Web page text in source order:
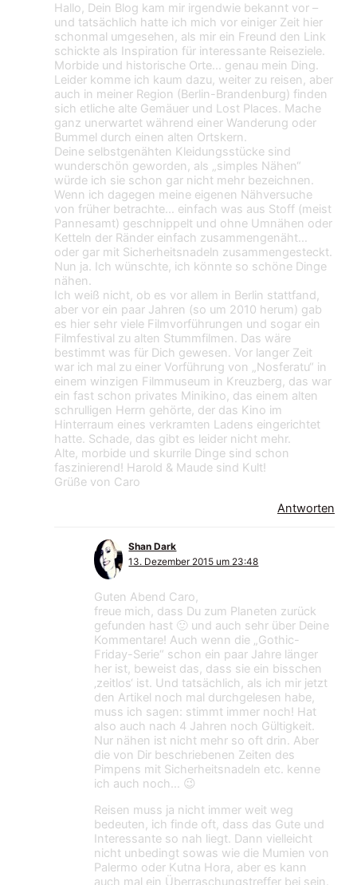
Hallo, Dein Blog kam mir irgendwie bekannt vor –
und tatsächlich hatte ich mich vor einiger Zeit hier
schonmal umgesehen, als mir ein Freund den Link
schickte als Inspiration für interessante Reiseziele.
Morbide und historische Orte… genau mein Ding.
Leider komme ich kaum dazu, weiter zu reisen, aber
auch in meiner Region (Berlin-Brandenburg) finden
sich etliche alte Gemäuer und Lost Places. Mache
ganz unerwartet während einer Wanderung oder
Bummel durch einen alten Ortskern.
Deine selbstgenähten Kleidungsstücke sind
wunderschön geworden, als „simples Nähen“
würde ich sie schon gar nicht mehr bezeichnen.
Wenn ich dagegen meine eigenen Nähversuche
von früher betrachte… einfach was aus Stoff (meist
Pannesamt) geschnippelt und ohne Umnähen oder
Ketteln der Ränder einfach zusammengenäht…
oder gar mit Sicherheitsnadeln zusammengesteckt.
Nun ja. Ich wünschte, ich könnte so schöne Dinge
nähen.
Ich weiß nicht, ob es vor allem in Berlin stattfand,
aber vor ein paar Jahren (so um 2010 herum) gab
es hier sehr viele Filmvorführungen und sogar ein
Filmfestival zu alten Stummfilmen. Das wäre
bestimmt was für Dich gewesen. Vor langer Zeit
war ich mal zu einer Vorführung von „Nosferatu“ in
einem winzigen Filmmuseum in Kreuzberg, das war
ein fast schon privates Minikino, das einem alten
schrulligen Herrn gehörte, der das Kino im
Hinterraum eines verkramten Ladens eingerichtet
hatte. Schade, das gibt es leider nicht mehr.
Alte, morbide und skurrile Dinge sind schon
faszinierend! Harold & Maude sind Kult!
Grüße von Caro
Antworten
Shan Dark
13. Dezember 2015 um 23:48
Guten Abend Caro,
freue mich, dass Du zum Planeten zurück
gefunden hast 🙂 und auch sehr über Deine
Kommentare! Auch wenn die „Gothic-
Friday-Serie“ schon ein paar Jahre länger
her ist, beweist das, dass sie ein bisschen
‚zeitlos‘ ist. Und tatsächlich, als ich mir jetzt
den Artikel noch mal durchgelesen habe,
muss ich sagen: stimmt immer noch! Hat
also auch nach 4 Jahren noch Gültigkeit.
Nur nähen ist nicht mehr so oft drin. Aber
die von Dir beschriebenen Zeiten des
Pimpens mit Sicherheitsnadeln etc. kenne
ich auch noch… 😉
Reisen muss ja nicht immer weit weg
bedeuten, ich finde oft, dass das Gute und
Interessante so nah liegt. Dann vielleicht
nicht unbedingt sowas wie die Mumien von
Palermo oder Kutna Hora, aber es kann
auch mal ein Überraschungstreffer bei sein.